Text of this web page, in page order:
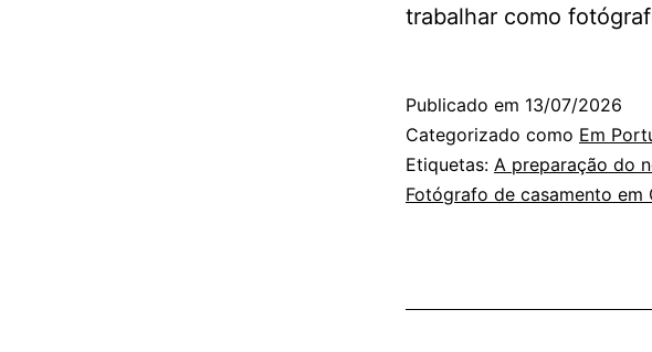
trabalhar como
Publicado em 13/07/2026
Categorizado como Em
Etiquetas: A preparação do
Fotógrafo de casamento em